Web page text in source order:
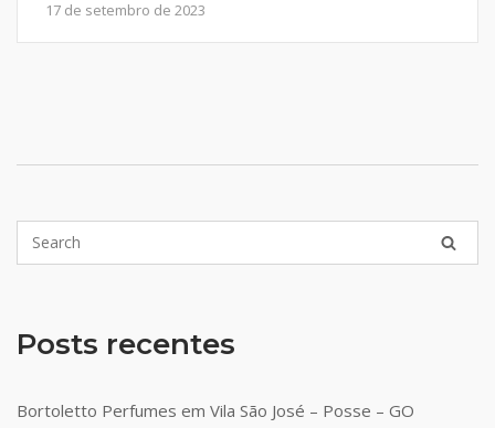
17 de setembro de 2023
Posts recentes
Bortoletto Perfumes em Vila São José – Posse – GO